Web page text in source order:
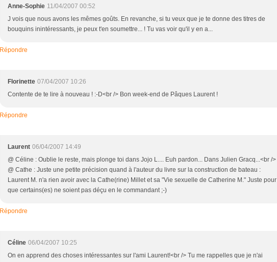
Anne-Sophie 11/04/2007 00:52
J vois que nous avons les mêmes goûts. En revanche, si tu veux que je te donne des titres de
bouquins inintéressants, je peux t'en soumettre... ! Tu vas voir qu'il y en a...
Répondre
Florinette 07/04/2007 10:26
Contente de te lire à nouveau ! :-D<br /> Bon week-end de Pâques Laurent !
Répondre
Laurent 06/04/2007 14:49
@ Céline : Oublie le reste, mais plonge toi dans Jojo L.... Euh pardon... Dans Julien Gracq...<br />
@ Cathe : Juste une petite précision quand à l'auteur du livre sur la construction de bateau :
Laurent M. n'a rien avoir avec la Cathe(rine) Millet et sa "Vie sexuelle de Catherine M." Juste pour
que certains(es) ne soient pas déçu en le commandant ;-)
Répondre
Céline 06/04/2007 10:25
On en apprend des choses intéressantes sur l'ami Laurent!<br /> Tu me rappelles que je n'ai